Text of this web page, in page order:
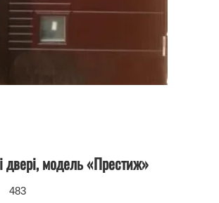
двері, модель «Престиж»
483